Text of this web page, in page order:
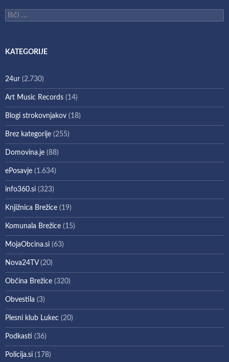
Išči:
KATEGORIJE
24ur (2.730)
Art Music Records (14)
Blogi strokovnjakov (18)
Brez kategorije (255)
Domovina.je (88)
ePosavje (1.634)
info360.si (323)
Knjižnica Brežice (19)
Komunala Brežice (15)
MojaObcina.si (63)
Nova24TV(20)
Občina Brežice (320)
Obvestila (3)
Plesni klub Lukec (20)
Podkasti (36)
Policija.si (178)